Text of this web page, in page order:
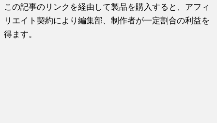
この記事のリンクを経由して製品を購入すると、アフィ
リエイト契約により編集部、制作者が一定割合の利益を
得ます。